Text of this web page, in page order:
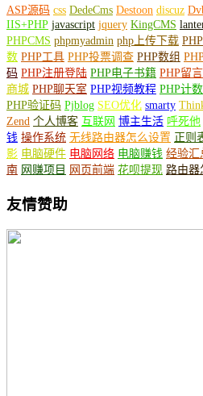
ASP源码 css DedeCms Destoon discuz
IIS+PHP javascript jquery KingCMS
PHPCMS phpmyadmin php上传下载
数 PHP工具 PHP投票调查 PHP数组
码 PHP注册登陆 PHP电子书籍 PHP留
商城 PHP聊天室 PHP视频教程 PHP计
PHP验证码 Pjblog SEO优化 smarty
Zend 个人博客 互联网 博主生活 呼死他
钱 操作系统 无线路由器怎么设置 正则
影 电脑硬件 电脑网络 电脑赚钱 经验汇
南 网赚项目 网页前端 花呗提现 路由器
友情赞助